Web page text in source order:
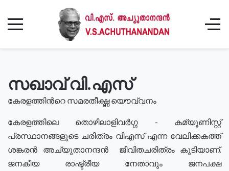
സഖാവ് വി.എസ്
കേരളത്തിൻറെ സമരതീക്ഷ്ണ യൌവ്വനം
കേരളത്തിലെ തൊഴിലാളിവർഗ്ഗ - കമ്യൂണിസ്റ്റ്
പ്രസ്ഥാനങ്ങളുടെ ചരിത്രം വിഎസ് എന്ന വേലിക്കകത്ത്
ശങ്കരൻ അച്യുതാനന്ദൻ ജീവിതചരിത്രം കൂടിയാണ്.
ജനകീയ രാഷ്ട്രീയ നേതാവും ജനപക്ഷ